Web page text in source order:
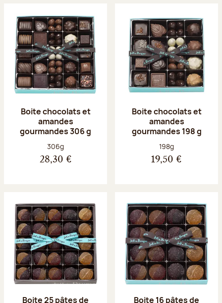
Boite chocolats et
amandes
gourmandes 306 g
Poids net :
306g
28,30 €
Boite chocolats et
amandes
gourmandes 198 g
Poids net :
198g
19,50 €
Boite 25 pâtes de Boite 16 pâtes de